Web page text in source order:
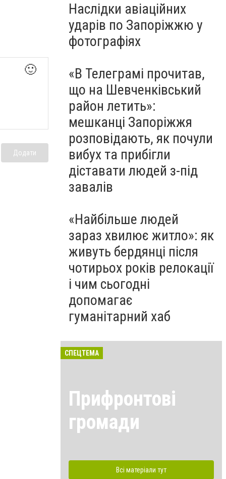
🙂
Додати
Наслідки авіаційних
ударів по Запоріжжю у
фотографіях
«В Телеграмі прочитав,
що на Шевченківський
район летить»:
мешканці Запоріжжя
розповідають, як почули
вибух та прибігли
діставати людей з-під
завалів
«Найбільше людей
зараз хвилює житло»: як
живуть бердянці після
чотирьох років релокації
і чим сьогодні
допомагає
гуманітарний хаб
СПЕЦТЕМА
Прифронтові
громади
Всі матеріали тут